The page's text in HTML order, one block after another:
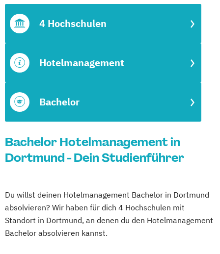
Bachelor
Hotelmanagement
4 Hochschulen
Bachelor Hotelmanagement in
Dortmund - Dein Studienführer
Du willst deinen Hotelmanagement Bachelor in Dortmund
absolvieren? Wir haben für dich 4 Hochschulen mit
Standort in Dortmund, an denen du den Hotelmanagement
Bachelor absolvieren kannst.